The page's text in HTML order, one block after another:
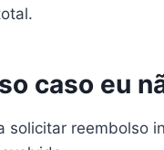
caso eu
solicitar reembolso